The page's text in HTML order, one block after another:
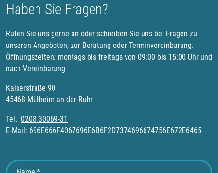
Haben Sie Fragen?
Rufen Sie uns gerne an oder schreiben Sie uns bei Fragen zu
unseren Angeboten, zur Beratung oder Terminvereinbarung.
Öffnungszeiten: montags bis freitags von 09:00 bis 15:00 Uhr und
nach Vereinbarung
Kaiserstraße 90
45468 Mülheim an der Ruhr
Tel.: 0208 30069-31
E-Mail: 696E666F4067696E6B6F2D7374696674756E672E6465